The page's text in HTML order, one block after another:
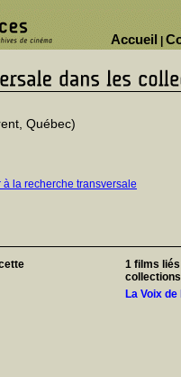
Accueil
Québec)
à la recherche transversale
1 films
collections
La Voix